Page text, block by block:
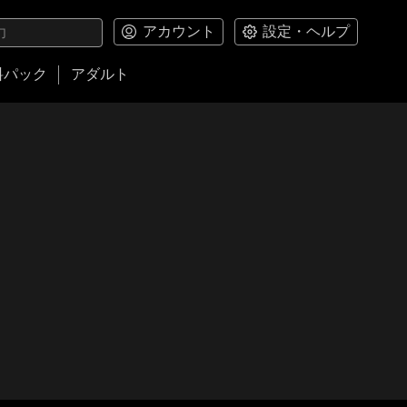
アカウント 設定・ヘルプ
ック アダルト